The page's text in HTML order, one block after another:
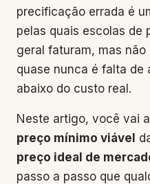
precificação errada é
pelas quais escolas de
geral faturam, mas não
quase nunca é falta
abaixo do custo real.
Neste artigo, você vai
preço mínimo viável
preço ideal de
passo a passo que